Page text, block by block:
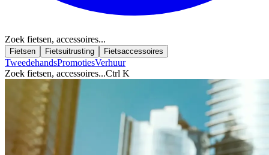
Zoek fietsen, accessoires...
Fietsen Fietsuitrusting Fietsaccessoires
TweedehandsPromotiesVerhuur
Zoek fietsen, accessoires...Ctrl K